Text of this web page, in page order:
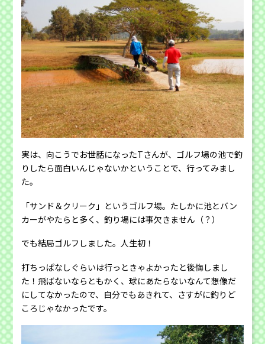
実は、向こうでお世話になったTさんが、ゴルフ場の池で釣
りしたら面白いんじゃないかということで、行ってみまし
た。
「サンド＆クリーク」というゴルフ場。たしかに池とバン
カーがやたらと多く、釣り場には事欠きません（？）
でも結局ゴルフしました。人生初！
打ちっぱなしぐらいは行っときゃよかったと後悔しまし
た！飛ばないならともかく、球にあたらないなんて想像だ
にしてなかったので、自分でもあきれて、さすがに釣りど
ころじゃなかったです。